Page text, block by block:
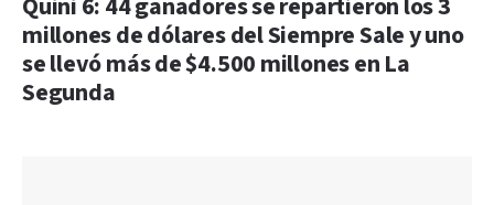
Quini 6: 44 ganadores se repartieron los 3
millones de dólares del Siempre Sale y uno
se llevó más de $4.500 millones en La
Segunda